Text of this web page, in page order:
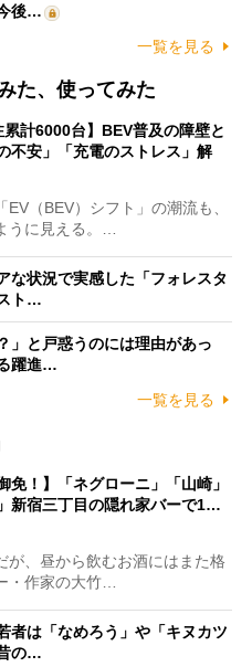
後…
一覧を見る
た、使ってみた
累計6000台】BEV普及の障壁と
不安」「充電のストレス」解
（BEV）シフト」の潮流も、
うに見える。…
な状況で実感した「フォレスタ
ト…
」と戸惑うのには理由があっ
躍進…
一覧を見る
免！】「ネグローニ」「山崎」
新宿三丁目の隠れ家バーで1…
、昼から飲むお酒にはまた格
作家の大竹…
者は「なめろう」や「キヌカツ
の…